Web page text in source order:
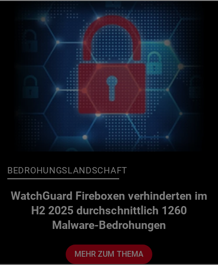
BEDROHUNGSLANDSCHAFT
WatchGuard Fireboxen verhinderten im
H2 2025 durchschnittlich 1260
Malware-Bedrohungen
MEHR ZUM THEMA